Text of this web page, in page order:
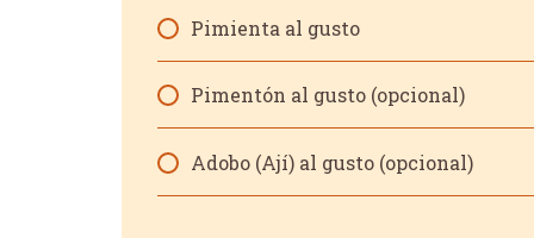
Pimienta al gusto
Pimentón al gusto (opcional)
Adobo (Ají) al gusto (opcional)